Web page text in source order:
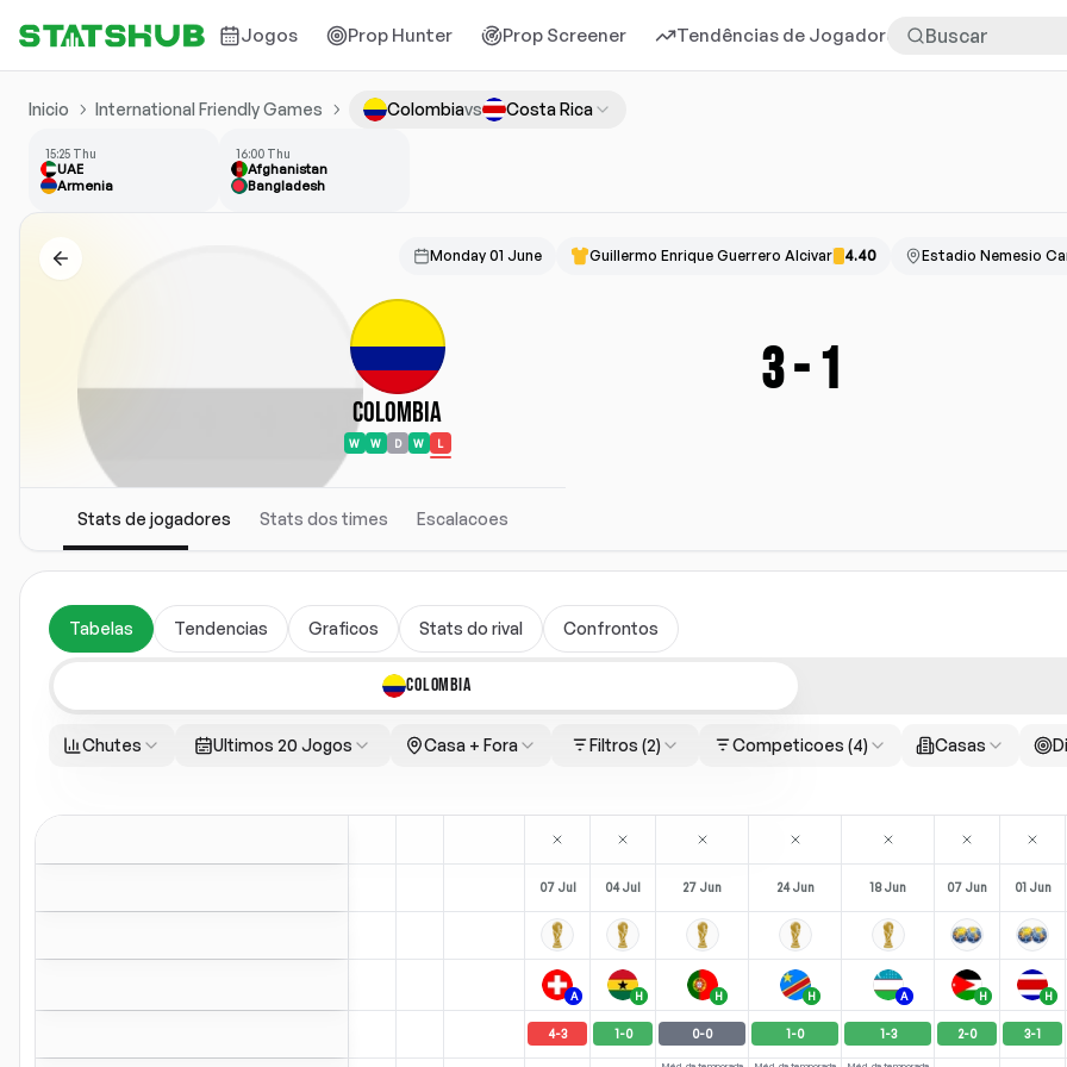
Jogos Prop Hunter Prop Screener Tendências de Jogadores Mais
Inicio International Friendly Games Colombiavs Costa Rica
15:25 Thu
UAE
Armenia
16:00 Thu
Afghanistan
Bangladesh
Monday 01 June Guillermo Enrique Guerrero Alcivar 4.40 Estadio Nemesio
Colombia
W W D W L
3- 1
Stats de jogadores Stats dos times Escalacoes
Tabelas Tendencias Graficos Stats do rival Confrontos
COLOMBIA
Chutes Ultimos 20 Jogos Casa + Fora Filtros (2) Competicoes (4) Casas
07 Jul 04 Jul 27 Jun 24 Jun 18 Jun 07 Jun 01 Jun
A H H H A H H
4-3 1-0 0-0 1-0 1-3 2-0 3-1